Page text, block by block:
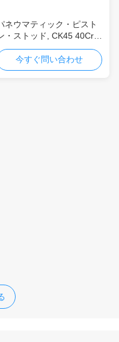
ネウマティック・ピスト
・ストッド, CK45 40Cr
ピストン・ストッド 液圧機
用
今すぐ問い合わせ